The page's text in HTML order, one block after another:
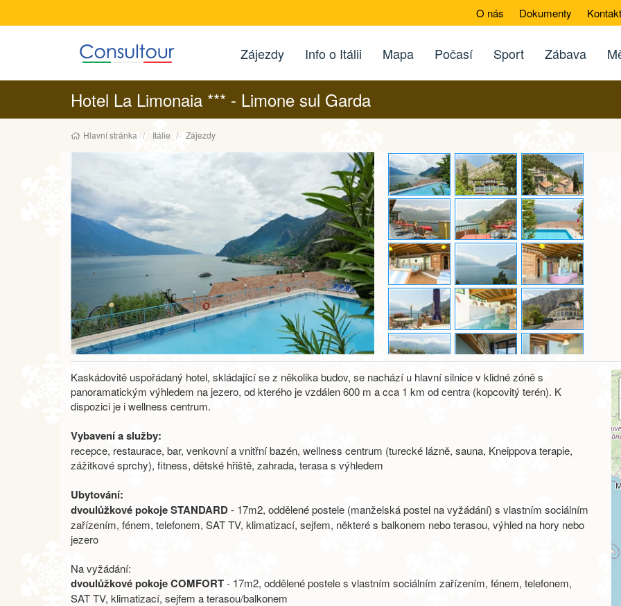
O nás Dokumenty
Zájezdy Info o Itálii Mapa Počasí Sport Zábava
Hotel La Limonaia *** - Limone sul Garda
Hlavní stránka Itálie Zájezdy
Kaskádovitě uspořádaný hotel, skládající se z několika budov, se nachází u hlavní silnice v klidné zóně s
panoramatickým výhledem na jezero, od kterého je vzdálen 600 m a cca 1 km od centra (kopcovitý terén). K
dispozici je i wellness centrum.
Vybavení a služby:
recepce, restaurace, bar, venkovní a vnitřní bazén, wellness centrum (turecké lázně, sauna, Kneippova terapie,
zážitkové sprchy), fitness, dětské hřiště, zahrada, terasa s výhledem
Ubytování:
dvoulůžkové pokoje STANDARD- 17m2, oddělené postele (manželská postel na vyžádání) s vlastním sociálním
zařízením, fénem, telefonem, SAT TV, klimatizací, sejfem, některé s balkonem nebo terasou, výhled na hory nebo
jezero
Na vyžádání:
dvoulůžkové pokoje COMFORT- 17m2, oddělené postele s vlastním sociálním zařízením, fénem, telefonem,
SAT TV, klimatizací, sejfem a terasou/balkonem